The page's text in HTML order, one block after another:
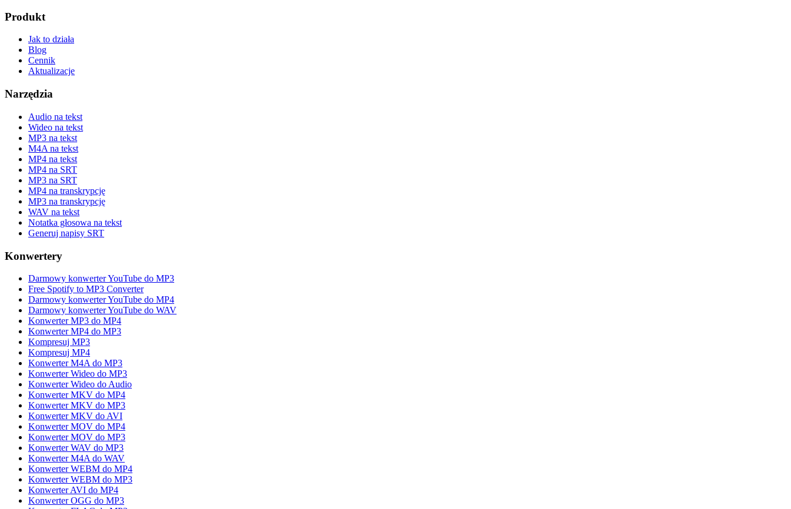
Produkt
Jak to działa
Blog
Cennik
Aktualizacje
Narzędzia
Audio na tekst
Wideo na tekst
MP3 na tekst
M4A na tekst
MP4 na tekst
MP4 na SRT
MP3 na SRT
MP4 na transkrypcję
MP3 na transkrypcję
WAV na tekst
Notatka głosowa na tekst
Generuj napisy SRT
Konwertery
Darmowy konwerter YouTube do MP3
Free Spotify to MP3 Converter
Darmowy konwerter YouTube do MP4
Darmowy konwerter YouTube do WAV
Konwerter MP3 do MP4
Konwerter MP4 do MP3
Kompresuj MP3
Kompresuj MP4
Konwerter M4A do MP3
Konwerter Wideo do MP3
Konwerter Wideo do Audio
Konwerter MKV do MP4
Konwerter MKV do MP3
Konwerter MKV do AVI
Konwerter MOV do MP4
Konwerter MOV do MP3
Konwerter WAV do MP3
Konwerter M4A do WAV
Konwerter WEBM do MP4
Konwerter WEBM do MP3
Konwerter AVI do MP4
Konwerter OGG do MP3